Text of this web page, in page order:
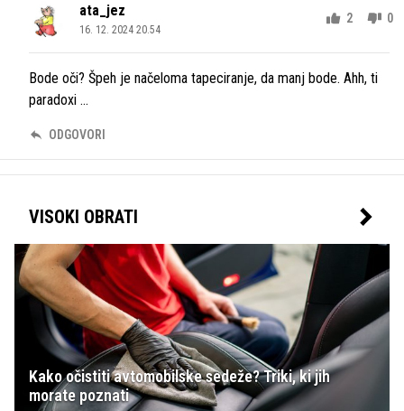
ata_jez
16. 12. 2024 20.54
2 0
Bode oči? Špeh je načeloma tapeciranje, da manj bode. Ahh, ti
paradoxi ...
ODGOVORI
VISOKI OBRATI
Kako očistiti avtomobilske sedeže? Triki, ki jih
morate poznati